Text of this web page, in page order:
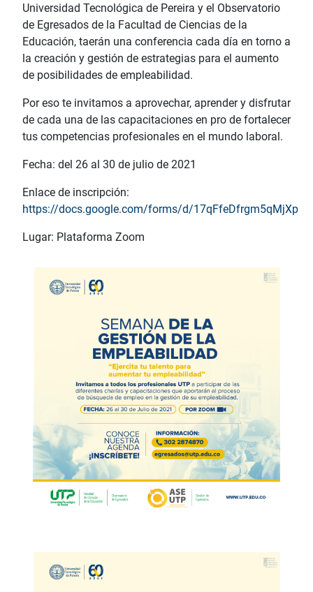
Universidad Tecnológica de Pereira y el Observatorio
de Egresados de la Facultad de Ciencias de la
Educación, taerán una conferencia cada día en torno a
la creación y gestión de estrategias para el aumento
de posibilidades de empleabilidad.
Por eso te invitamos a aprovechar, aprender y disfrutar
de cada una de las capacitaciones en pro de fortalecer
tus competencias profesionales en el mundo laboral.
Fecha: del 26 al 30 de julio de 2021
Enlace de inscripción:
https://docs.google.com/forms/d/
Lugar: Plataforma Zoom